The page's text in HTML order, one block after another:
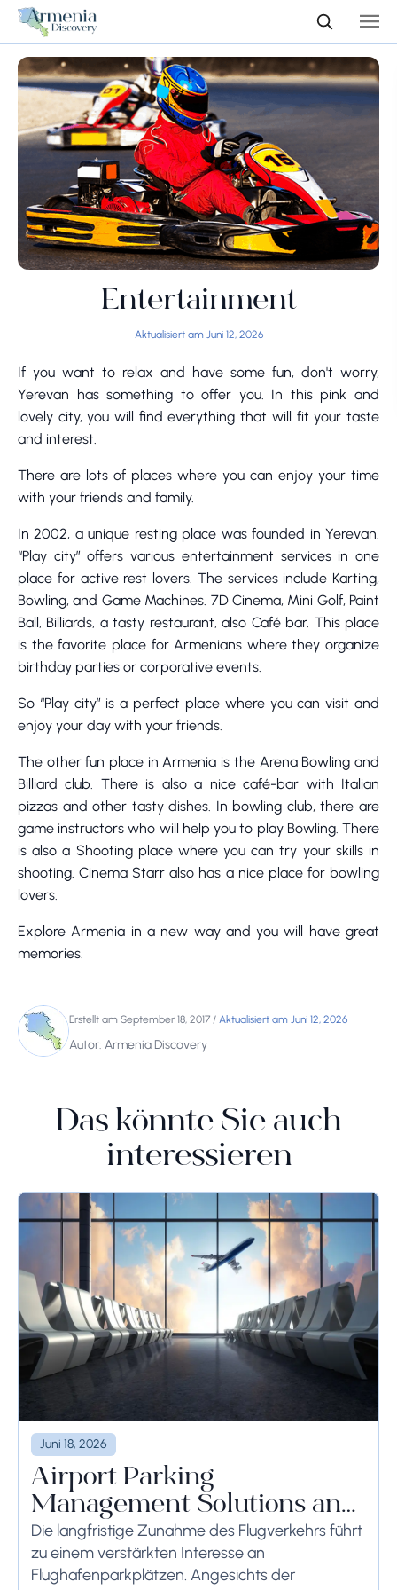
Entertainment
Aktualisiert am Juni 12, 2026
If you want to relax and have some fun, don't worry,
Yerevan has something to offer you. In this pink and
lovely city, you will find everything that will fit your taste
and interest.
There are lots of places where you can enjoy your time
with your friends and family.
In 2002, a unique resting place was founded in Yerevan.
“Play city” offers various entertainment services in one
place for active rest lovers. The services include Karting,
Bowling, and Game Machines. 7D Cinema, Mini Golf, Paint
Ball, Billiards, a tasty restaurant, also Café bar. This place
is the favorite place for Armenians where they organize
birthday parties or corporative events.
So “Play city” is a perfect place where you can visit and
enjoy your day with your friends.
The other fun place in Armenia is the Arena Bowling and
Billiard club. There is also a nice café-bar with Italian
pizzas and other tasty dishes. In bowling club, there are
game instructors who will help you to play Bowling. There
is also a Shooting place where you can try your skills in
shooting. Cinema Starr also has a nice place for bowling
lovers.
Explore Armenia in a new way and you will have great
memories.
Erstellt am September 18, 2017 / Aktualisiert am Juni 12, 2026
Autor: Armenia Discovery
Das könnte Sie auch
interessieren
Juni 18, 2026
Airport Parking
Management Solutions and
Systems
Die langfristige Zunahme des Flugverkehrs führt
zu einem verstärkten Interesse an
Flughafenparkplätzen. Angesichts der